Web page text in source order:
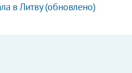
в Литву (обновлено)